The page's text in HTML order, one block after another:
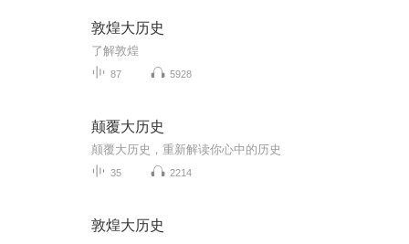
敦煌大历史
了解敦煌
87 5928
颠覆大历史
颠覆大历史，重新解读你心中的历史
35 2214
敦煌大历史